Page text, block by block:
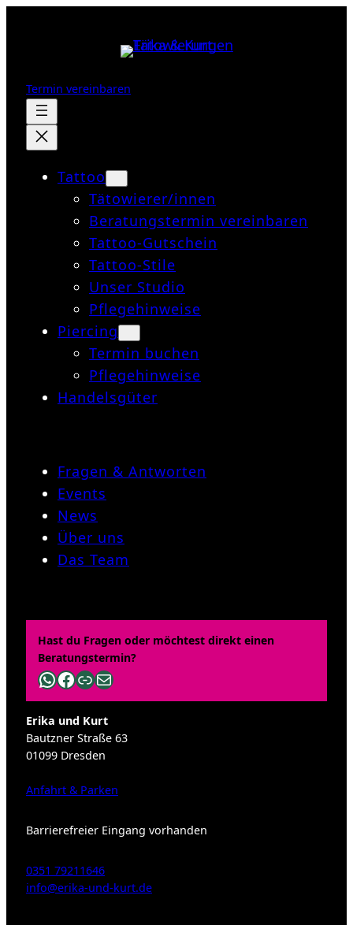
Termin vereinbaren
Tattoo
Tätowierer/innen
Beratungstermin vereinbaren
Tattoo-Gutschein
Tattoo-Stile
Unser Studio
Pflegehinweise
Piercing
Termin buchen
Pflegehinweise
Handelsgüter
Fragen & Antworten
Events
News
Über uns
Das Team
Hast du Fragen oder möchtest direkt einen
Beratungstermin?
WhatsApp
Facebook
Link
E-Mail
Erika und Kurt
Bautzner Straße 63
01099 Dresden
Anfahrt & Parken
Barrierefreier Eingang vorhanden
0351 79211646
info@erika-und-kurt.de